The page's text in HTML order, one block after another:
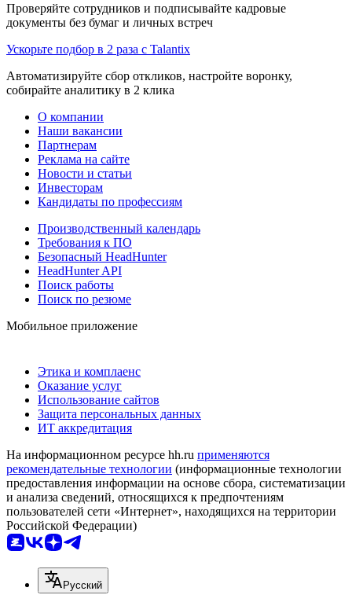
Проверяйте сотрудников и подписывайте кадровые
документы без бумаг и личных встреч
Ускорьте подбор в 2 раза с Talantix
Автоматизируйте сбор откликов, настройте воронку,
собирайте аналитику в 2 клика
О компании
Наши вакансии
Партнерам
Реклама на сайте
Новости и статьи
Инвесторам
Кандидаты по профессиям
Производственный календарь
Требования к ПО
Безопасный HeadHunter
HeadHunter API
Поиск работы
Поиск по резюме
Мобильное приложение
Этика и комплаенс
Оказание услуг
Использование сайтов
Защита персональных данных
ИТ аккредитация
На информационном ресурсе hh.ru применяются
рекомендательные технологии (информационные технологии
предоставления информации на основе сбора, систематизации
и анализа сведений, относящихся к предпочтениям
пользователей сети «Интернет», находящихся на территории
Российской Федерации)
Русский